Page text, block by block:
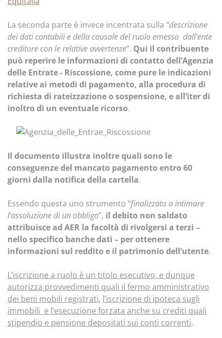
La seconda parte è invece incentrata sulla “descrizione
dei dati contabili e della causale del ruolo emesso dall’ente
creditore con le relative avvertenze”. Qui il contribuente
può reperire le informazioni di contatto dell’Agenzia
delle Entrate - Riscossione, come pure le indicazioni
relative ai metodi di pagamento, alla procedura di
richiesta di rateizzazione o sospensione, e all’iter di
inoltro di un eventuale ricorso.
Il documento illustra inoltre quali sono le
conseguenze del mancato pagamento entro 60
giorni dalla notifica della cartella.
Essendo questa uno strumento “finalizzato a intimare
l’assoluzione di un obbligo”, il debito non saldato
attribuisce ad AER la facoltà di rivolgersi a terzi –
nello specifico banche dati – per ottenere
informazioni sul reddito e il patrimonio dell’utente.
L’iscrizione a ruolo è un titolo esecutivo, e dunque
autorizza provvedimenti quali il fermo amministrativo
dei beni mobili registrati, l’iscrizione di ipoteca sugli
immobili e l’esecuzione forzata anche su crediti quali
stipendio e pensione depositati sui conti correnti.